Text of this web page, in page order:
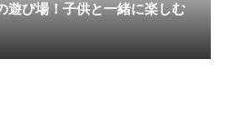
遊び場！子供と一緒に楽しむ